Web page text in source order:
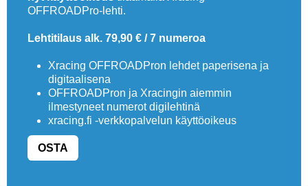
OFFROADPro-lehti.
Lehtitilaus alk. 79,90 € / 7 numeroa
Xracing OFFROADPron lehdet paperisena ja
digitaalisena
OFFROADPron ja Xracingin aiemmin
ilmestyneet numerot digilehtinä
xracing.fi -verkkopalvelun käyttöoikeus
OSTA